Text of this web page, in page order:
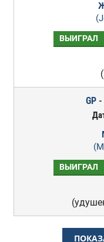
ВЫИГРАЛ
GP
ВЫИГРАЛ